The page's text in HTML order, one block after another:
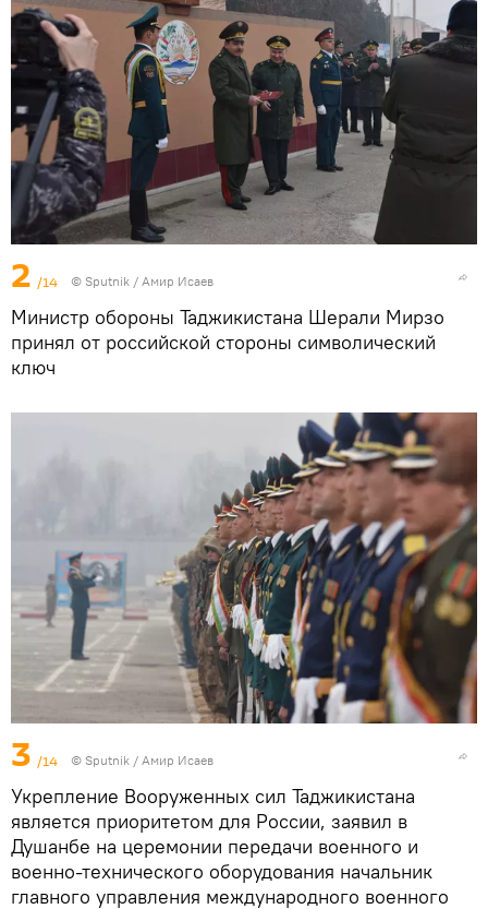
2 /14 © Sputnik / Амир Исаев
Министр обороны Таджикистана Шерали Мирзо
принял от российской стороны символический
ключ
3 /14 © Sputnik / Амир Исаев
Укрепление Вооруженных сил Таджикистана
является приоритетом для России, заявил в
Душанбе на церемонии передачи военного и
военно-технического оборудования начальник
главного управления международного военного